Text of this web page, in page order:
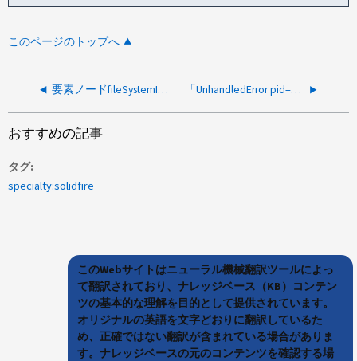
このページのトップへ
要素ノードfileSystemIsReadOnly /var/logはブートデバイスの問題により読み取り専用モードになっています 「UnhandledError pid=xxx cmd=mount」-read-only「$｛src｝」「$｛dest｝」というメッセージが表示されて、Elementソフトウェアのアップグレードが失敗する
おすすめの記事
タグ
specialty:solidfire
このWebサイトはニューラル機械翻訳ツールによっ
て翻訳されており、ナレッジベース（KB）コンテン
ツの基本的な理解を目的として提供されています。
オリジナルの英語を文字どおりに翻訳しているた
め、正確ではない翻訳が含まれている場合がありま
す。ナレッジベースの元のコンテンツを確認する場